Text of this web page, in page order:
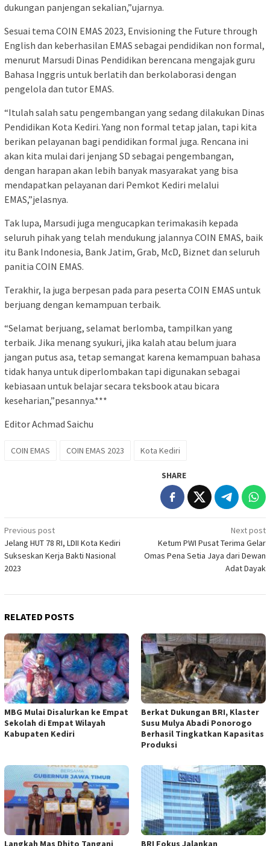
dukungan panjengan sekalian,”ujarnya.
Sesuai tema COIN EMAS 2023, Envisioning the Future through
English dan keberhasilan EMAS sebagai pendidikan non formal,
menurut Marsudi Dinas Pendidikan berencana mengajak guru
Bahasa Inggris untuk berlatih dan berkolaborasi dengan
pengelola dan tutor EMAS.
“Itulah salah satu pengembangan yang sedang dilakukan Dinas
Pendidikan Kota Kediri. Yang non formal tetap jalan, tapi kita
berikan pelayanan bagi pendidikan formal juga. Rencana ini
akan kita mulai dari jenjang SD sebagai pengembangan,
dengan harapan akan lebih banyak masyarakat yang bisa
mendapatkan pelayanan dari Pemkot Kediri melalui
EMAS,”jelasnya.
Tak lupa, Marsudi juga mengucapkan terimakasih kepada
seluruh pihak yang telah mendukung jalannya COIN EMAS, baik
itu Bank Indonesia, Bank Jatim, Grab, McD, Biznet dan seluruh
panitia COIN EMAS.
Terakhir, Ia juga berpesan pada para peserta COIN EMAS untuk
berjuang dengan kemampuan terbaik.
“Selamat berjuang, selamat berlomba, tampilkan yang
terbaik. Jika menang syukuri, jika kalah atau belum juara
jangan putus asa, tetap semangat karena kemampuan bahasa
tidak hanya untuk diperlombakan tapi digunakan sebagai
kebiasaan untuk belajar secara teksbook atau bicara
keseharian,”pesannya.***
Editor Achmad Saichu
COIN EMAS COIN EMAS 2023 Kota Kediri
SHARE
Post
navigation
Previous post
Jelang HUT 78 RI, LDII Kota Kediri
Sukseskan Kerja Bakti Nasional
2023
Next post
Ketum PWI Pusat Terima Gelar
Omas Pena Setia Jaya dari Dewan
Adat Dayak
RELATED POSTS
MBG Mulai Disalurkan ke Empat
Sekolah di Empat Wilayah
Kabupaten Kediri
Berkat Dukungan BRI, Klaster
Susu Mulya Abadi Ponorogo
Berhasil Tingkatkan Kapasitas
Produksi
Langkah Mas Dhito Tangani BRI Fokus Jalankan